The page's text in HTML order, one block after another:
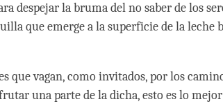
despejar la bruma del no saber de los
que emerge a la superficie de la leche
que vagan, como invitados, por los
una parte de la dicha, esto es lo